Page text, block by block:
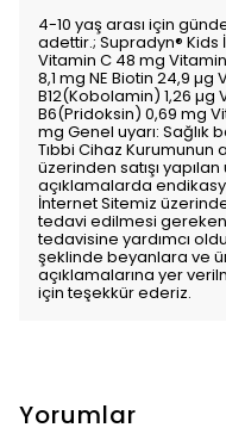
4-10 yaş arası için
adettir.; Supradyn®
Vitamin C 48 mg
8,1 mg NE Biotin 24,9 µg
B12(Kobolamin) 1,26 µg
B6(Pridoksin) 0,69 mg
mg Genel uyarı: Sağlık
Tıbbi Cihaz Kurumunun
üzerinden satışı
açıklamalarda
İnternet Sitemiz
tedavi edilmesi gereken
tedavisine yardımcı
şeklinde beyanlara ve
açıklamalarına yer
için teşekkür ederiz.
Yorumlar